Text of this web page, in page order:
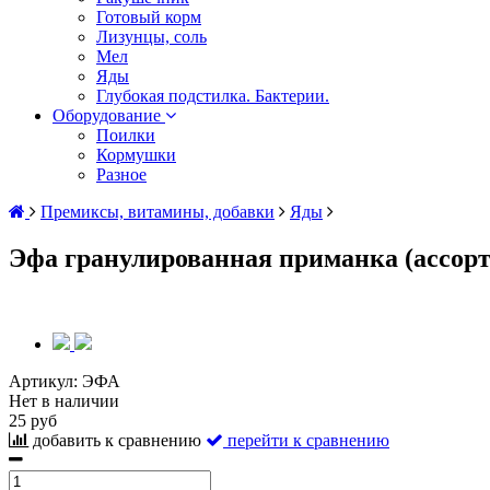
Готовый корм
Лизунцы, соль
Мел
Яды
Глубокая подстилка. Бактерии.
Оборудование
Поилки
Кормушки
Разное
Премиксы, витамины, добавки
Яды
Эфа гранулированная приманка
Артикул: ЭФА
Нет в наличии
25 руб
добавить к сравнению
перейти к сравнению